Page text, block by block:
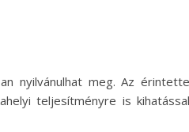
nyilvánulhat meg. Az
teljesítményre is